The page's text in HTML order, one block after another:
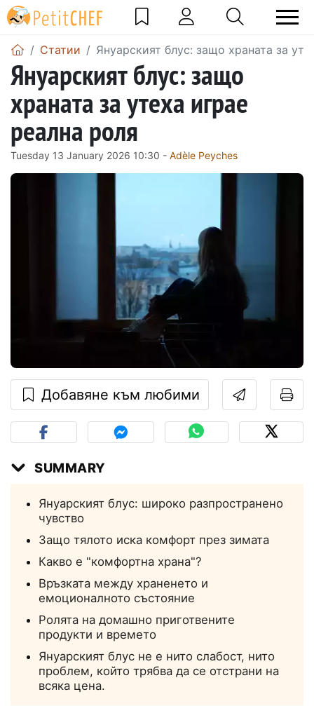
Статии Януарският блус: защо храната за
Януарският блус: защо
храната за утеха играе
реална роля
Tuesday 13 January 2026 10:30 - Adèle Peyches
Добавяне към любими
SUMMARY
Януарският блус: широко разпространено
чувство
Защо тялото иска комфорт през зимата
Какво е "комфортна храна"?
Връзката между храненето и
емоционалното състояние
Ролята на домашно приготвените
продукти и времето
Януарският блус не е нито слабост, нито
проблем, който трябва да се отстрани на
всяка цена.